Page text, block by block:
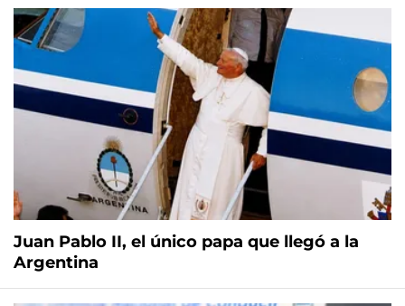
Juan Pablo II, el único papa que llegó a la
Argentina